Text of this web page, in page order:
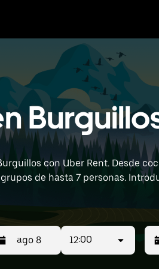
con Uber Rent. Desde
de hasta 7 personas.
12:00